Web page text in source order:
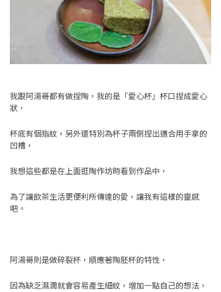
我跟阿湯哥都有做捏陶，我的是「愛心杯」杯口捏成愛心
狀，
杯底有個指紋，另外還特別為杯子兩側捏出適合用手拿的
凹槽，
我想這些都是在上面逛陶作坊時看到作品中，
為了讓飲茶生活更便利所傳達的愛，讓我有這樣的靈感
吧。
阿湯哥則是做碎裂杯，順應著陶胚杯的特性，
因為缺乏濕潤就會容易產生細紋，增加一點自己的想法，